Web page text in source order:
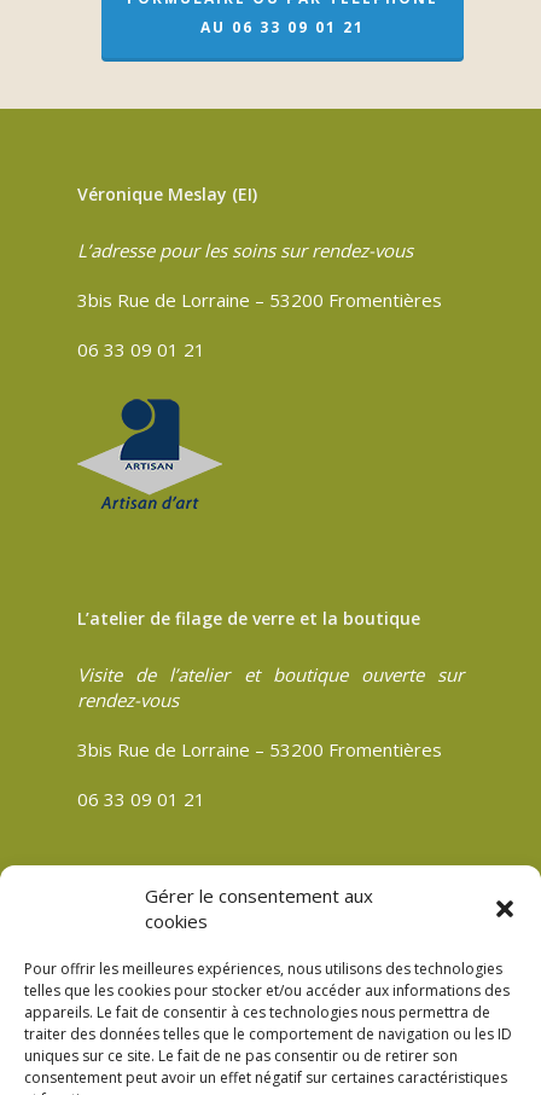
Gérer le consentement aux
cookies
Pour offrir les meilleures expériences, nous utilisons des technologies
telles que les cookies pour stocker et/ou accéder aux informations des
appareils. Le fait de consentir à ces technologies nous permettra de
traiter des données telles que le comportement de navigation ou les ID
uniques sur ce site. Le fait de ne pas consentir ou de retirer son
consentement peut avoir un effet négatif sur certaines caractéristiques
AU 06 33 09 01 21
Véronique Meslay (EI)
L’adresse pour les soins sur rendez-vous
3bis Rue de Lorraine – 53200 Fromentières
06 33 09 01 21
L’atelier de filage de verre et la boutique
Visite de l’atelier et boutique ouverte sur
rendez-vous
3bis Rue de Lorraine – 53200 Fromentières
06 33 09 01 21
Mentions légales
Plan du site
Politique de cookies (UE)